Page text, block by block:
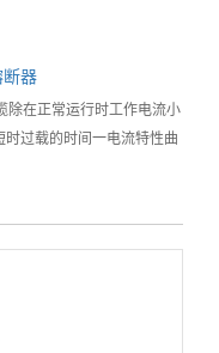
断器
除在正常运行时工作电流小
过载的时间一电流特性曲
缆的短时过载特性对选择